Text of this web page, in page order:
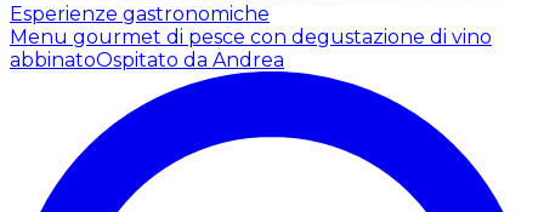
Esperienze gastronomiche
Menu gourmet di pesce con degustazione di vino
abbinatoOspitato da Andrea